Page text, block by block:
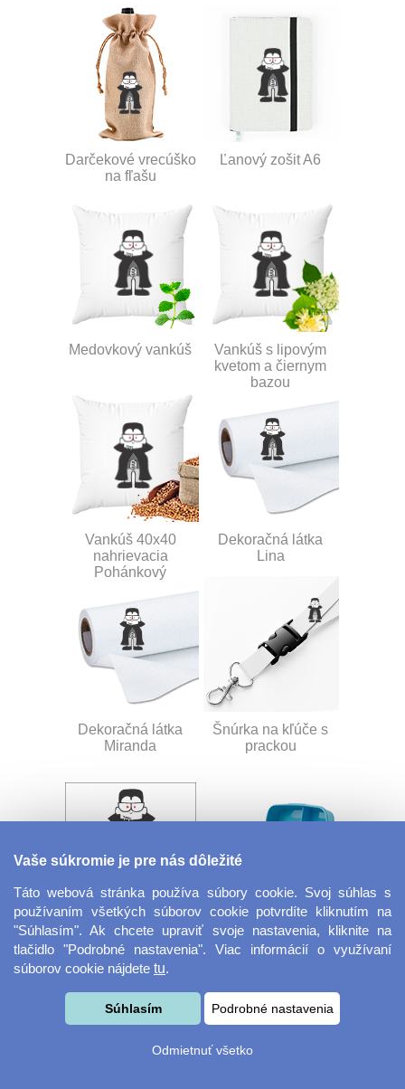
Darčekové vrecúško
na fľašu
Ľanový zošit A6
Medovkový vankúš
Vankúš s lipovým
kvetom a čiernym
bazou
Vankúš 40x40
nahrievacia
Pohánkový
Dekoračná látka
Lina
Dekoračná látka
Miranda
Šnúrka na kľúče s
prackou
Velkoformátová
fotografie
Desiatový box
Vaše súkromie je pre nás dôležité
Táto webová stránka používa súbory cookie. Svoj súhlas s
používaním všetkých súborov cookie potvrdíte kliknutím na
"Súhlasím". Ak chcete upraviť svoje nastavenia, kliknite na
tlačidlo "Podrobné nastavenia". Viac informácií o využívaní
súborov cookie nájdete tu.
Súhlasím Podrobné nastavenia
Odmietnuť všetko